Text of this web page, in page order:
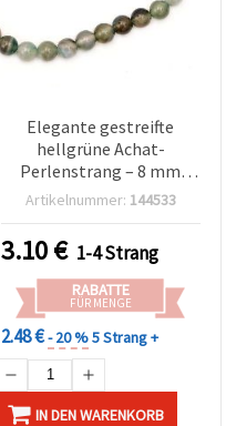
Elegante gestreifte
hellgrüne Achat-
Perlenstrang – 8 mm
rund, ca. 48 Stück, ideal
für frische, stilvolle DIY-
Schmuckkreationen
Artikelnummer: 144533
3.10€ 1-4 Strang
RABATTE
FÜR MENGE
2.48 €- 20 %5 Strang +
IN DEN WARENKORB